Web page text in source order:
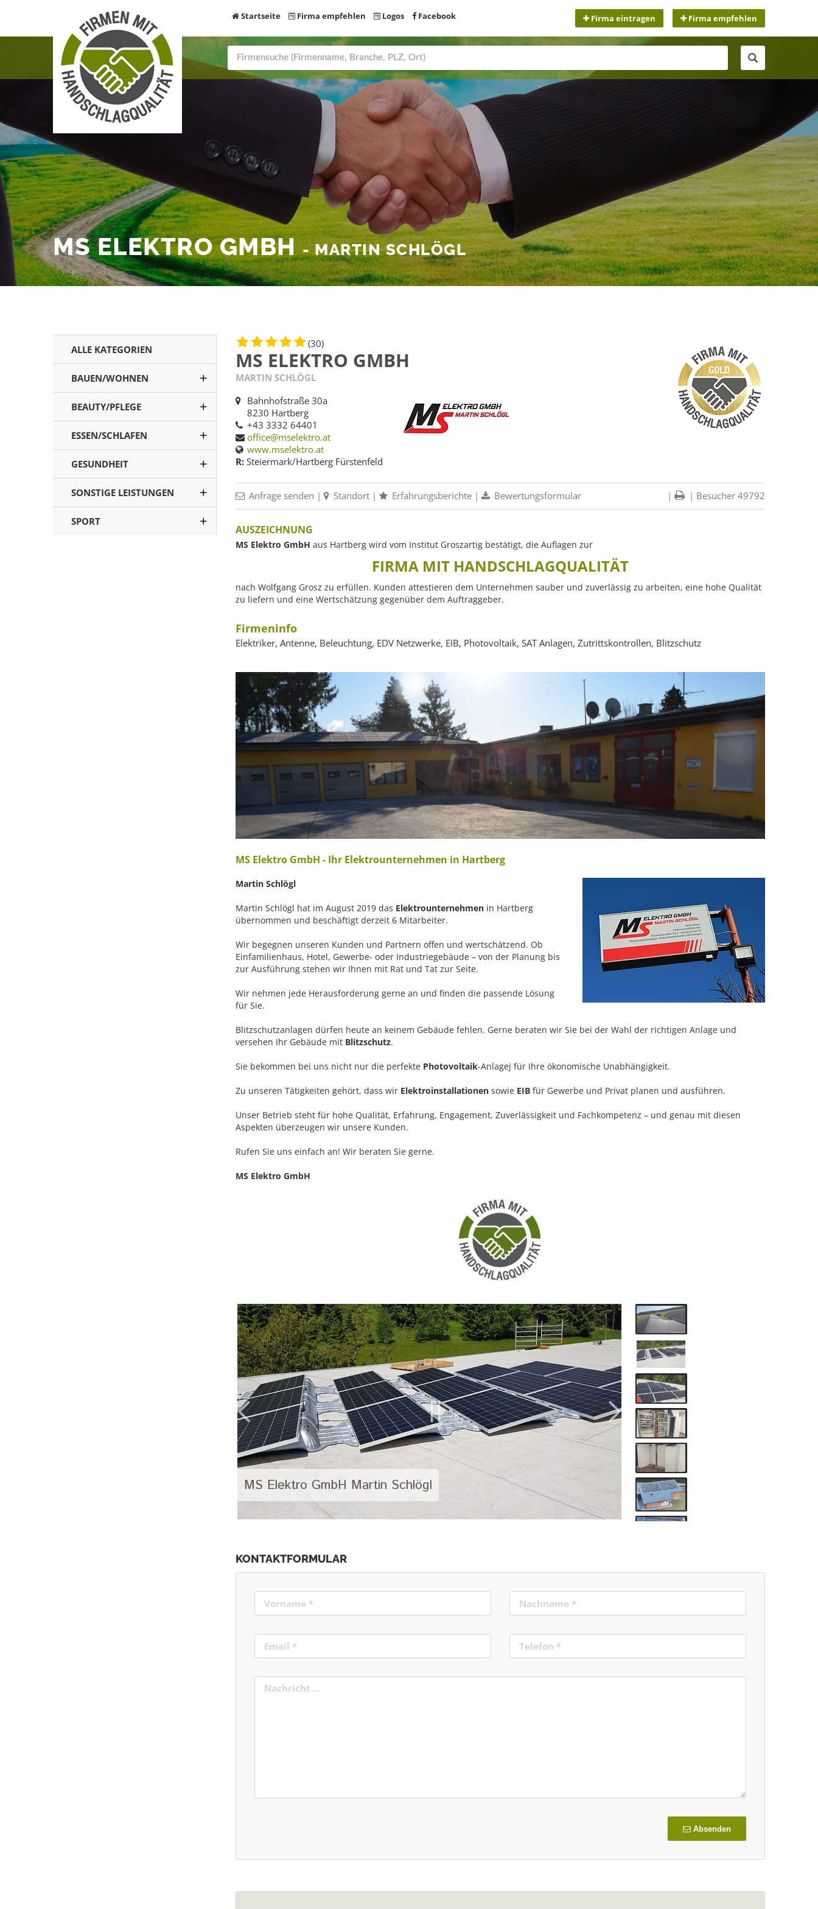
Startseite Firma empfehlen Logos Facebook Firma eintragen Firma empfehlen
MS ELEKTRO GMBH- MARTIN SCHLÖGL
ALLE KATEGORIEN
BAUEN/WOHNEN
BEAUTY/PFLEGE
ESSEN/SCHLAFEN
GESUNDHEIT
SONSTIGE LEISTUNGEN
SPORT
(30)
MS ELEKTRO GMBH
MARTIN SCHLÖGL
Bahnhofstraße 30a
8230 Hartberg
+43 3332 64401
office@mselektro.at
www.mselektro.at
R: Steiermark/Hartberg Fürstenfeld
Anfrage senden | Standort | Erfahrungsberichte | Bewertungsformular | | Besucher 49792
AUSZEICHNUNG
MS Elektro GmbH aus Hartberg wird vom Institut Groszartig bestätigt, die Auflagen zur
FIRMA MIT HANDSCHLAGQUALITÄT
nach Wolfgang Grosz zu erfüllen. Kunden attestieren dem Unternehmen sauber und zuverlässig zu arbeiten, eine hohe Qualität
zu liefern und eine Wertschätzung gegenüber dem Auftraggeber.
Firmeninfo
Elektriker, Antenne, Beleuchtung, EDV Netzwerke, EIB, Photovoltaik, SAT Anlagen, Zutrittskontrollen, Blitzschutz
MS Elektro GmbH - Ihr Elektrounternehmen in Hartberg
Martin Schlögl
Martin Schlögl hat im August 2019 das Elektrounternehmen in Hartberg
übernommen und beschäftigt derzeit 6 Mitarbeiter.
Wir begegnen unseren Kunden und Partnern offen und wertschätzend. Ob
Einfamilienhaus, Hotel, Gewerbe- oder Industriegebäude – von der Planung bis
zur Ausführung stehen wir Ihnen mit Rat und Tat zur Seite.
Wir nehmen jede Herausforderung gerne an und finden die passende Lösung
für Sie.
Blitzschutzanlagen dürfen heute an keinem Gebäude fehlen. Gerne beraten wir Sie bei der Wahl der richtigen Anlage und
versehen Ihr Gebäude mit Blitzschutz.
Sie bekommen bei uns nicht nur die perfekte Photovoltaik-Anlagej für Ihre ökonomische Unabhängigkeit.
Zu unseren Tätigkeiten gehört, dass wir Elektroinstallationensowie EIB für Gewerbe und Privat planen und ausführen.
Unser Betrieb steht für hohe Qualität, Erfahrung, Engagement, Zuverlässigkeit und Fachkompetenz – und genau mit diesen
Aspekten überzeugen wir unsere Kunden.
Rufen Sie uns einfach an! Wir beraten Sie gerne.
MS Elektro GmbH
MS Elektro GmbH Martin Schlögl
KONTAKTFORMULAR
Absenden